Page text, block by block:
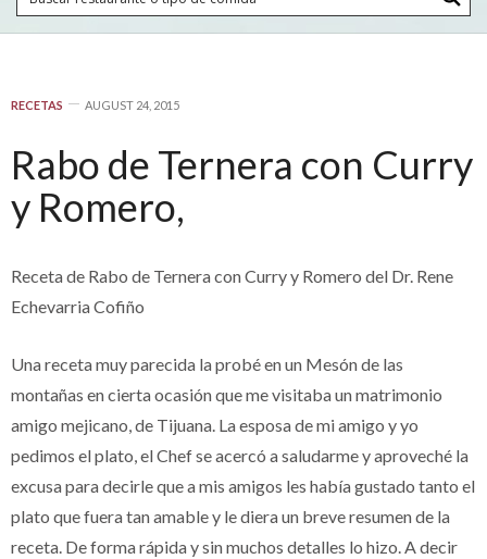
RECETAS AUGUST 24, 2015
Rabo de Ternera con Curry
y Romero,
Receta de Rabo de Ternera con Curry y Romero del Dr. Rene
Echevarria Cofiño
Una receta muy parecida la probé en un Mesón de las
montañas en cierta ocasión que me visitaba un matrimonio
amigo mejicano, de Tijuana. La esposa de mi amigo y yo
pedimos el plato, el Chef se acercó a saludarme y aproveché la
excusa para decirle que a mis amigos les había gustado tanto el
plato que fuera tan amable y le diera un breve resumen de la
receta. De forma rápida y sin muchos detalles lo hizo. A decir